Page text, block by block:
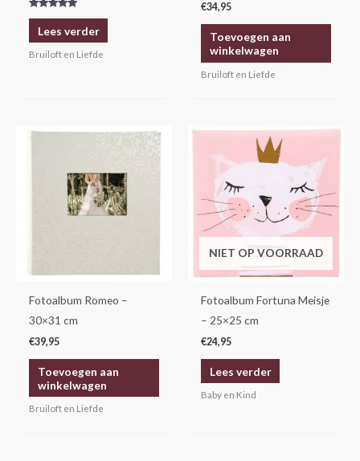
Gewaardeerd
5.00
uit 5Lees verder
Bruiloft en Liefde
€34,95
Toevoegen aan
winkelwagen
Bruiloft en Liefde
Fotoalbum Romeo –
30×31 cm
€39,95
Toevoegen aan
winkelwagen
Bruiloft en Liefde
NIET OP VOORRAAD
Fotoalbum Fortuna Meisje
– 25×25 cm
€24,95
Lees verder
Baby en Kind